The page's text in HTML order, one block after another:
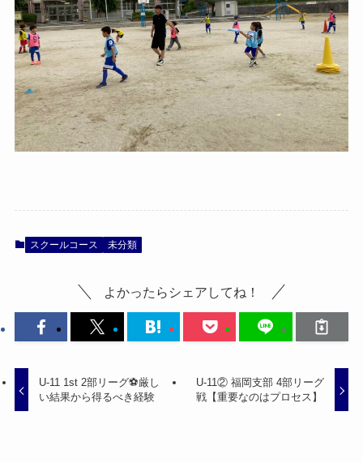
スクールコース 未分類
よかったらシェアしてね！
U-11 1st 2部リーグ⚽️厳し
い結果から得るべき経験
U-11② 福岡支部 4部リーグ
戦【重要なのはプロセス】